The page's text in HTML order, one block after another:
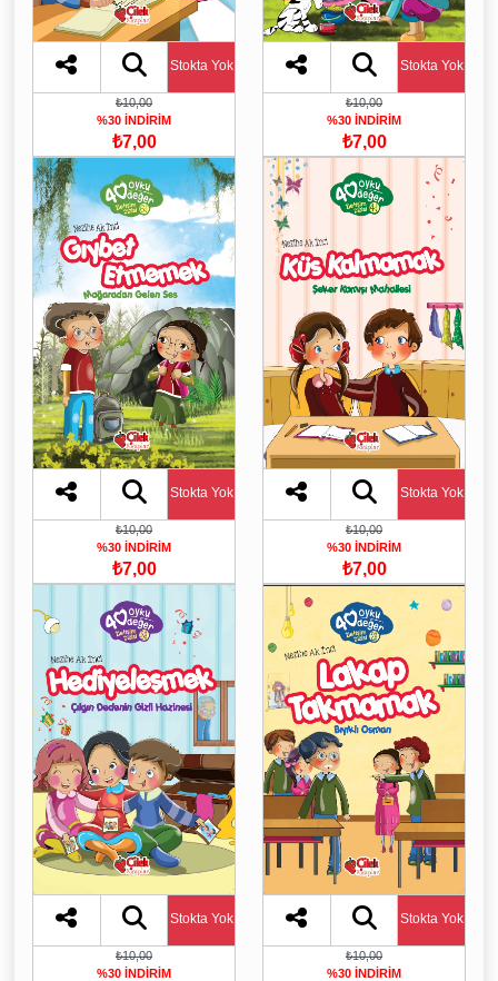
Stokta Yok
₺10,00
%30 İNDİRİM
₺7,00
Stokta Yok
₺10,00
%30 İNDİRİM
₺7,00
Stokta Yok
₺10,00
%30 İNDİRİM
₺7,00
Stokta Yok
₺10,00
%30 İNDİRİM
₺7,00
Stokta Yok
₺10,00
%30 İNDİRİM
Stokta Yok
₺10,00
%30 İNDİRİM